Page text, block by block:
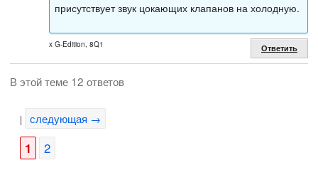
присутствует звук цокающих клапанов на холодную.
x G-Edition, 8Q1 Ответить
В этой теме 12 ответов
| следующая →
1 2